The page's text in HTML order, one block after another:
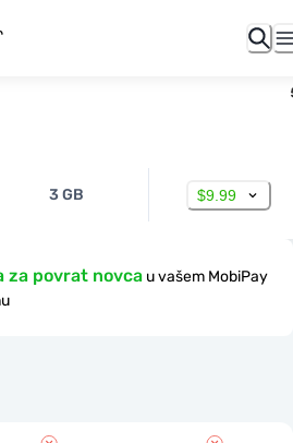
3 GB $9.99
za povrat novca u vašem MobiPay